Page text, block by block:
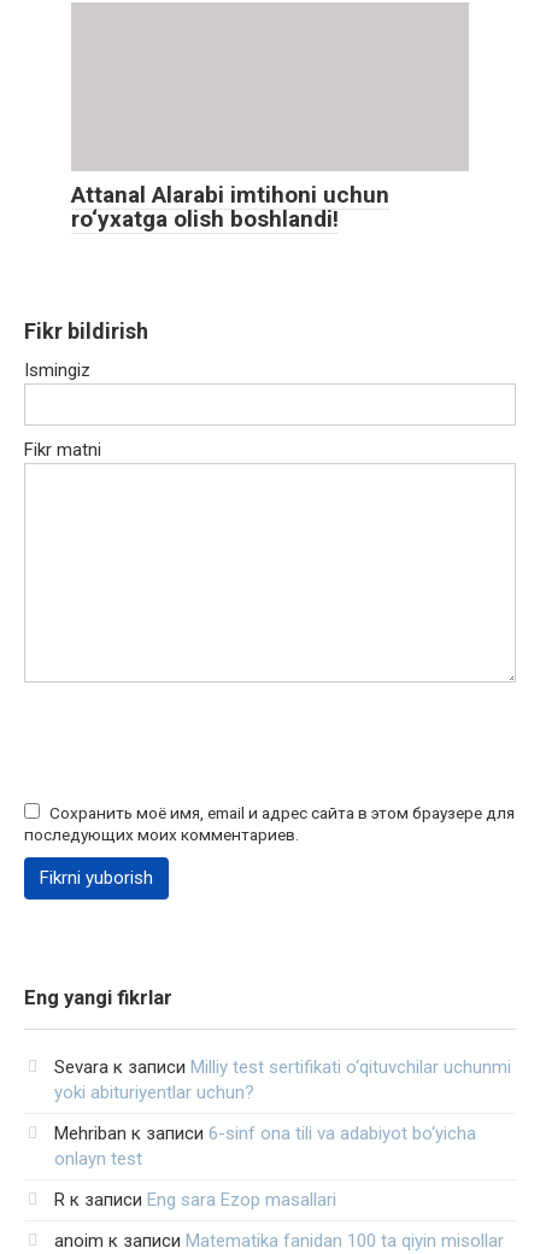
Attanal Alarabi imtihoni uchun
ro‘yxatga olish boshlandi!
Fikr bildirish
Ismingiz
Fikr matni
Сохранить моё имя, email и адрес сайта в этом браузере для
последующих моих комментариев.
Eng yangi fikrlar
Sevara к записи Milliy test sertifikati o‘qituvchilar uchunmi
yoki abituriyentlar uchun?
Mehriban к записи 6-sinf ona tili va adabiyot bo‘yicha
onlayn test
R к записи Eng sara Ezop masallari
anoim к записи Matematika fanidan 100 ta qiyin misollar